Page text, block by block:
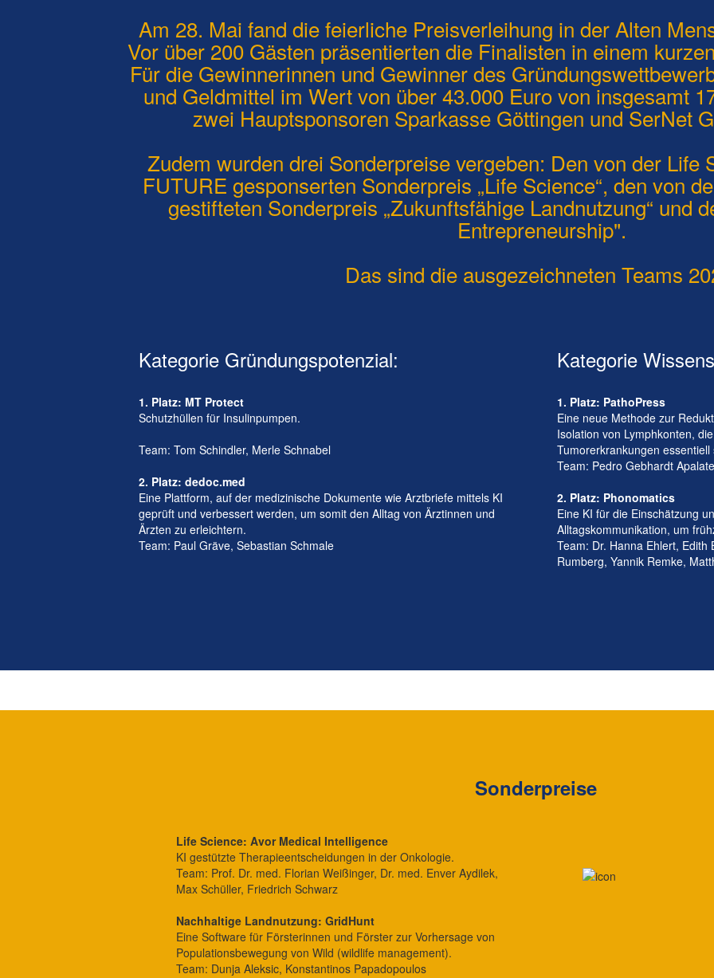
Am 28. Mai fand die feierliche Preisverleihung in der Alten
Vor über 200 Gästen präsentierten die Finalisten in einem
Für die Gewinnerinnen und Gewinner des
und Geldmittel im Wert von über 43.000 Euro von insgesamt
zwei Hauptsponsoren Sparkasse Göttingen und SerNet
Zudem wurden drei Sonderpreise vergeben: Den von der Life
FUTURE gesponserten Sonderpreis „Life Science“, den von
gestifteten Sonderpreis „Zukunftsfähige Landnutzung“ und
Entrepreneurship".
Das sind die ausgezeichneten Teams
Kategorie Gründungspotenzial:
1. Platz: MT Protect
Schutzhüllen für Insulinpumpen.
Team: Tom Schindler, Merle Schnabel
2. Platz: dedoc.med
Eine Plattform, auf der medizinische Dokumente wie Arztbriefe mittels KI
geprüft und verbessert werden, um somit den Alltag von Ärztinnen und
Ärzten zu erleichtern.
Team: Paul Gräve, Sebastian Schmale
Kategorie
1. Platz: PathoPress
Eine neue Methode zur
Isolation von Lymphkonten,
Tumorerkrankungen essentiell
Team: Pedro Gebhardt
2. Platz: Phonomatics
Eine KI für die Einschätzung
Alltagskommunikation, um
Team: Dr. Hanna Ehlert,
Rumberg, Yannik Remke,
Sonderpreise
Life Science: Avor Medical Intelligence
KI gestützte Therapieentscheidungen in der Onkologie.
Team: Prof. Dr. med. Florian Weißinger, Dr. med. Enver Aydilek,
Max Schüller, Friedrich Schwarz
Nachhaltige Landnutzung: GridHunt
Eine Software für Försterinnen und Förster zur Vorhersage von
Populationsbewegung von Wild (wildlife management).
Team: Dunja Aleksic, Konstantinos Papadopoulos